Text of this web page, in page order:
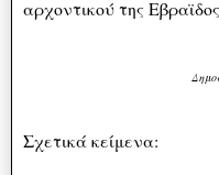
αρχοντικού της
Σχετικά κείμενα: